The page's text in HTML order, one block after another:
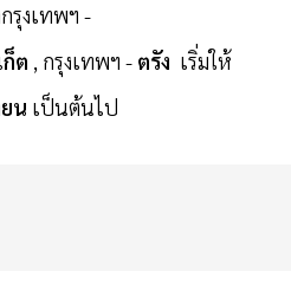
รุงเทพฯ -
ก็ต , กรุงเทพฯ - ตรัง เริ่มให้
น เป็นต้นไป